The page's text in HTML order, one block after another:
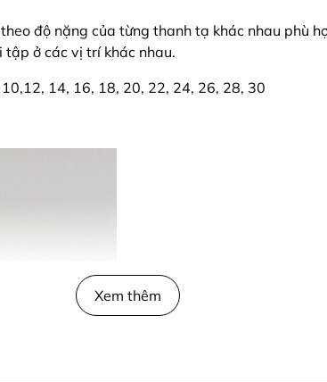
độ nặng của từng thanh tạ khác nhau phù
ở các vị trí khác nhau.
14, 16, 18, 20, 22, 24, 26, 28, 30
Xem thêm